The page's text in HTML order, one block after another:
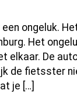
ongeluk.
Het
elkaar. De
de fietsster
je […]